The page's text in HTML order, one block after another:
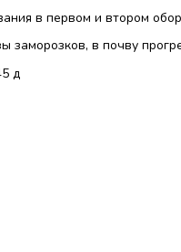
в первом и втором
заморозков, в почву
д